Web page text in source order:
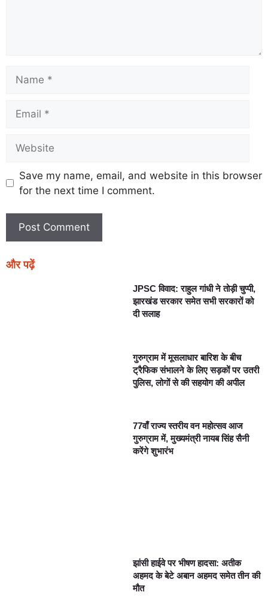
Save my name, email, and website in this browser
for the next time I comment.
और पढ़ें
JPSC विवाद: राहुल गांधी ने तोड़ी चुप्पी,
झारखंड सरकार समेत सभी सरकारों को
दी सलाह
गुरुग्राम में मूसलाधार बारिश के बीच
ट्रैफिक संभालने के लिए सड़कों पर उतरी
पुलिस, लोगों से की सहयोग की अपील
77वाँ राज्य स्तरीय वन महोत्सव आज
गुरुग्राम में, मुख्यमंत्री नायब सिंह सैनी
करेंगे शुभारंभ
झांसी हाईवे पर भीषण हादसा: अतीक
अहमद के बेटे अबान अहमद समेत तीन की
मौत